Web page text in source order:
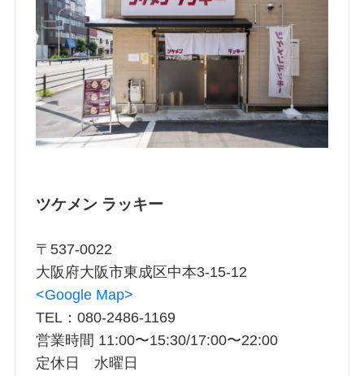
ツケメン ラッキー
〒537-0022
大阪府大阪市東成区中本3-15-12
<Google Map>
TEL：080-2486-1169
営業時間 11:00〜15:30/17:00〜22:00
定休日 水曜日